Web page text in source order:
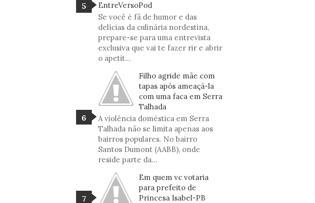
EntreVersoPod
Se você é fã de humor e das
delícias da culinária nordestina,
prepare-se para uma entrevista
exclusiva que vai te fazer rir e abrir
o apetit...
Filho agride mãe com
tapas após ameaçá-la
com uma faca em Serra
Talhada
A violência doméstica em Serra
Talhada não se limita apenas aos
bairros populares. No bairro
Santos Dumont (AABB), onde
reside parte da...
Em quem vc votaria
para prefeito de
Princesa Isabel-PB